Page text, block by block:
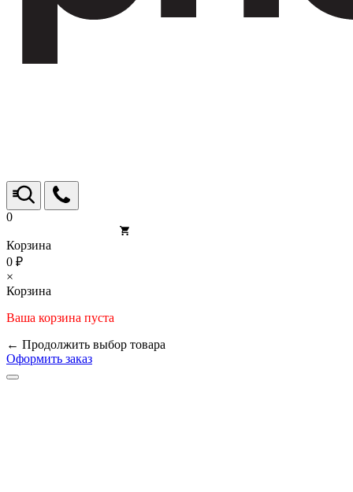
0
Корзина
0 ₽
×
Корзина
Ваша корзина пуста
← Продолжить выбор товара
Оформить заказ